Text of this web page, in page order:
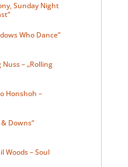
Sunday Night
Who Dance”
– „Rolling
Honshoh –
Downs“
Woods – Soul